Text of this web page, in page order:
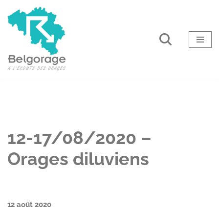
Aller
12-17/08/2020 –
Orages diluviens
12 août 2020